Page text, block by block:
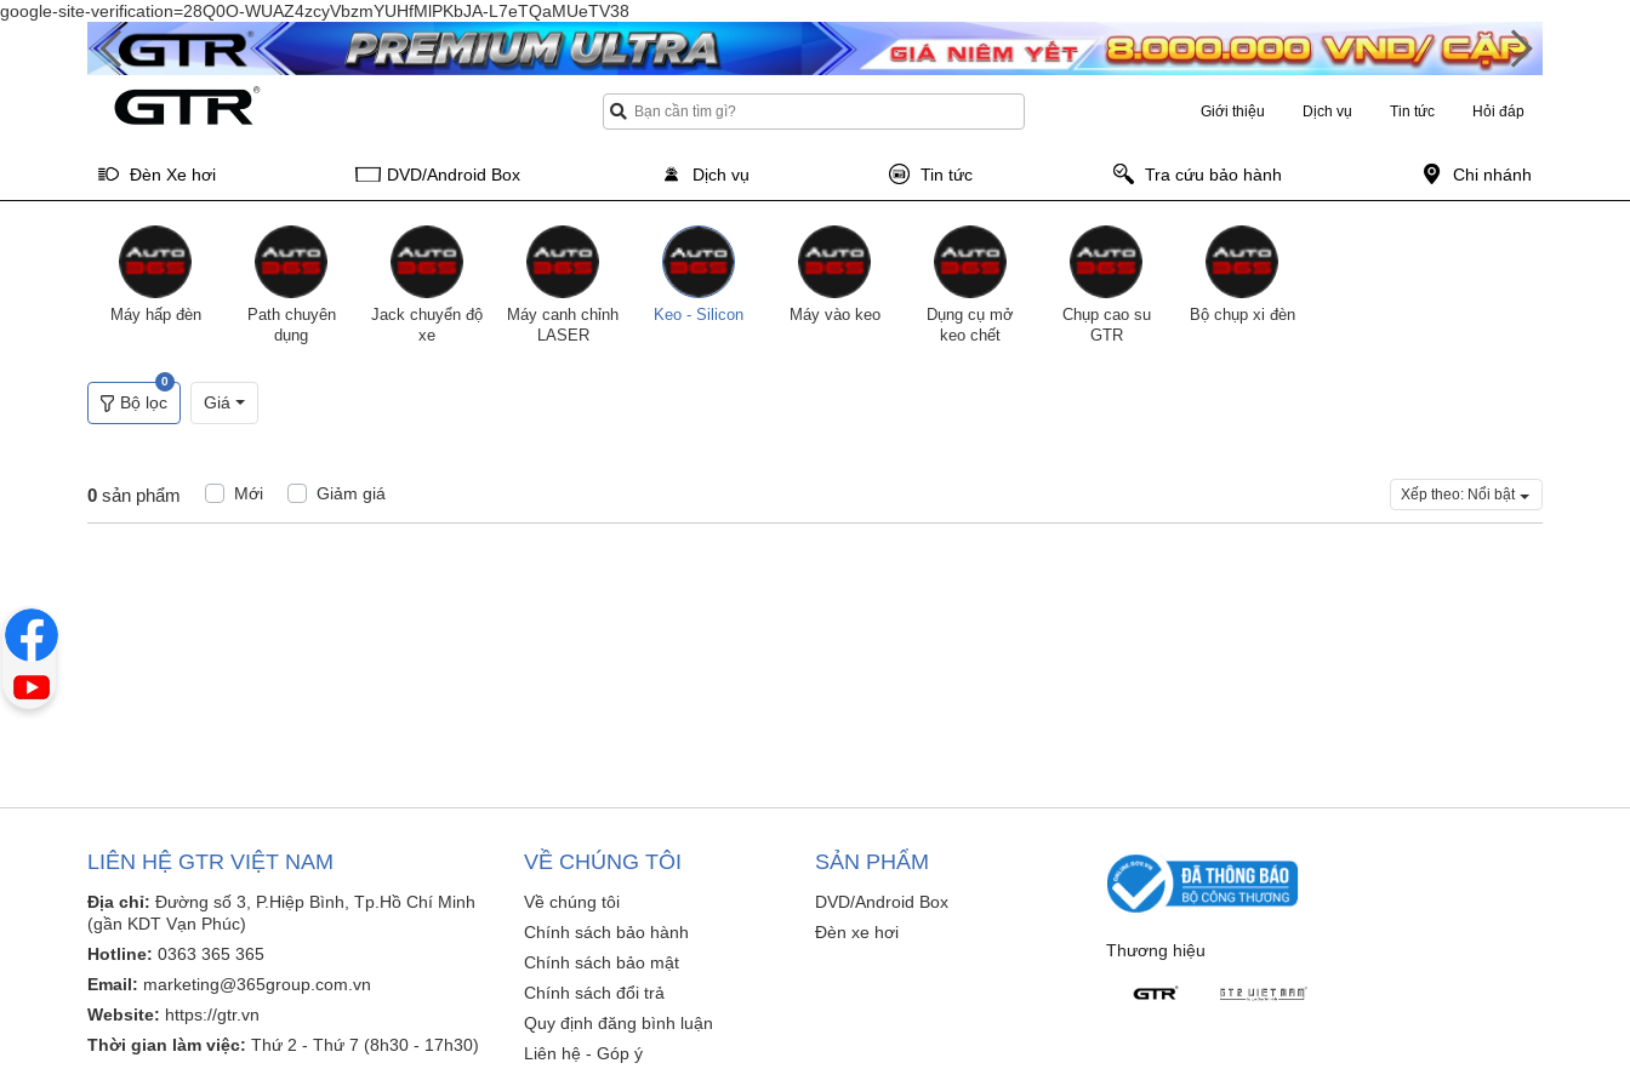
google-site-verification=28Q0O-WUAZ4zcyVbzmYUHfMlPKbJA-L7eTQaMUeTV38
Giới thiệu Dịch vụ Tin tức Hỏi đáp
Đèn Xe hơi DVD/Android Box Dịch vụ Tin tức Tra cứu bảo hành Chi nhánh
Máy hấp đèn
Path chuyên
dụng
Jack chuyển độ
xe
Máy canh chỉnh
LASER
Keo - Silicon Máy vào keo
Dụng cụ mở
keo chết
Chụp cao su
GTR
Bộ chụp xi đèn
Bộ lọc
0
Giá
0 sản phẩm Mới Giảm giá Xếp theo: Nổi bật
LIÊN HỆ GTR VIỆT NAM
Địa chỉ: Đường số 3, P.Hiệp Bình, Tp.Hồ Chí Minh
(gần KDT Vạn Phúc)
Hotline: 0363 365 365
Email: marketing@365group.com.vn
Website: https://gtr.vn
Thời gian làm việc: Thứ 2 - Thứ 7 (8h30 - 17h30)
VỀ CHÚNG TÔI
Về chúng tôi
Chính sách bảo hành
Chính sách bảo mật
Chính sách đổi trả
Quy định đăng bình luận
Liên hệ - Góp ý
SẢN PHẨM
DVD/Android Box
Đèn xe hơi
Thương hiệu